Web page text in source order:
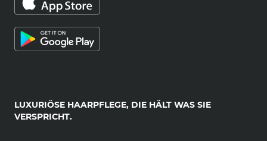
LUXURIÖSE HAARPFLEGE, DIE HÄLT WAS SIE
VERSPRICHT.